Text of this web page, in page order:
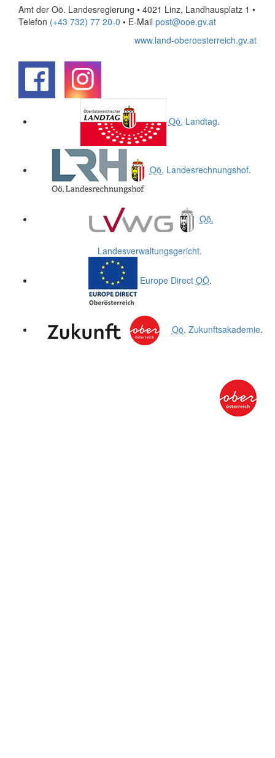
Amt der Oö. Landesregierung • 4021 Linz, Landhausplatz 1 •
Telefon (+43 732) 77 20-0 • E-Mail post@ooe.gv.at
www.land-oberoesterreich.gv.at
Oö. Landtag.
Oö. Landesrechnungshof.
Oö.
Landesverwaltungsgericht.
Europe Direct OÖ.
Oö. Zukunftsakademie.